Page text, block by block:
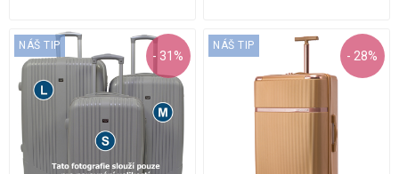
- 31%
NÁŠ TIP
- 28%
NÁŠ TIP